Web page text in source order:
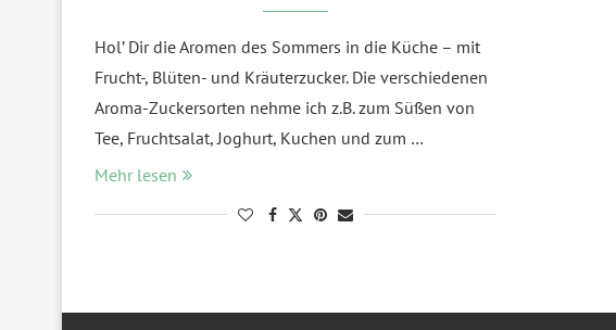
Hol’ Dir die Aromen des Sommers in die Küche – mit
Frucht-, Blüten- und Kräuterzucker. Die verschiedenen
Aroma-Zuckersorten nehme ich z.B. zum Süßen von
Tee, Fruchtsalat, Joghurt, Kuchen und zum …
Mehr lesen